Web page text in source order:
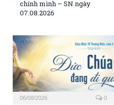
chính mình – SN ngày
07.08.2026
06/08/2026 0